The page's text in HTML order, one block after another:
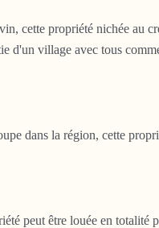
cette propriété nichée au
d'un village avec tous
dans la région, cette
peut être louée en totalité